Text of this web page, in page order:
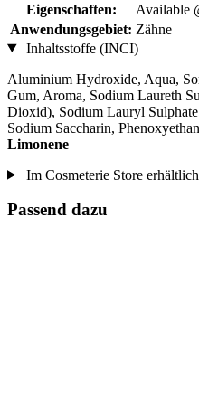
Eigenschaften:
Available
Anwendungsgebiet: Zähne
Inhaltsstoffe (INCI)
Aluminium Hydroxide, Aqua,
Gum, Aroma, Sodium Laureth
Dioxid), Sodium Lauryl
Sodium Saccharin,
Limonene
Im Cosmeterie Store erhältlich
Passend dazu